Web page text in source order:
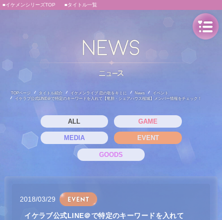
■イケメンシリーズTOP ■タイトル一覧
TOPページ タイトル紹介 イケメンライブ 恋の歌をキミに News
イベント
イケラブ公式LINE＠で特定のキーワードを入れて【竜胆・シェアハウス桜城】メンバー情報をチェック！
ALL GAME
MEDIA EVENT
GOODS
2018/03/29
イケラブ公式LINE＠で特定のキーワードを入れて